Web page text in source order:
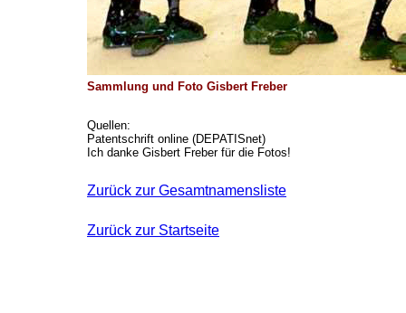
Sammlung und Foto Gisbert Freber
Quellen:
Patentschrift online (DEPATISnet)
Ich danke Gisbert Freber für die Fotos!
Zurück zur Gesamtnamensliste
Zurück zur Startseite